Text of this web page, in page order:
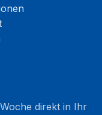
direkt in Ihr